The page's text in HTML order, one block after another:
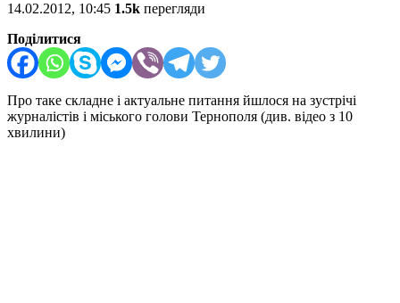
14.02.2012, 10:45 1.5k перегляди
Поділитися
Про таке складне і актуальне питання йшлося на зустрічі
журналістів і міського голови Тернополя (див. відео з 10
хвилини)